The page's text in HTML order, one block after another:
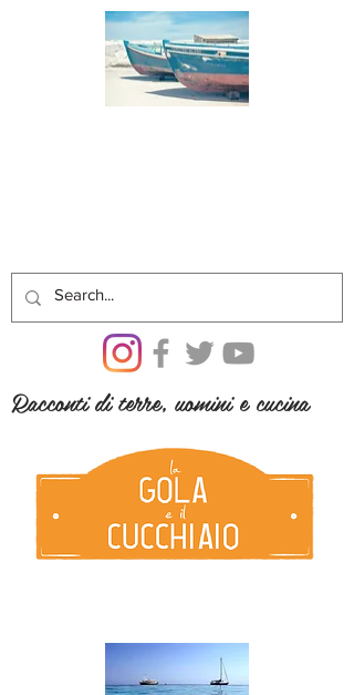
Racconti di terre, uomini e cucina